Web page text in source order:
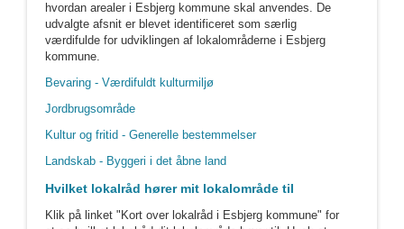
hvordan arealer i Esbjerg kommune skal anvendes. De
udvalgte afsnit er blevet identificeret som særlig
værdifulde for udviklingen af lokalområderne i Esbjerg
kommune.
Bevaring - Værdifuldt kulturmiljø
Jordbrugsområde
Kultur og fritid - Generelle bestemmelser
Landskab - Byggeri i det åbne land
Hvilket lokalråd hører mit lokalområde til
Klik på linket "Kort over lokalråd i Esbjerg kommune" for